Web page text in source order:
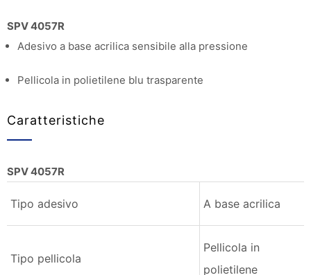
SPV 4057R
Adesivo a base acrilica sensibile alla pressione
Pellicola in polietilene blu trasparente
Caratteristiche
SPV 4057R
Tipo adesivo A base acrilica
Tipo pellicola
Pellicola in
polietilene